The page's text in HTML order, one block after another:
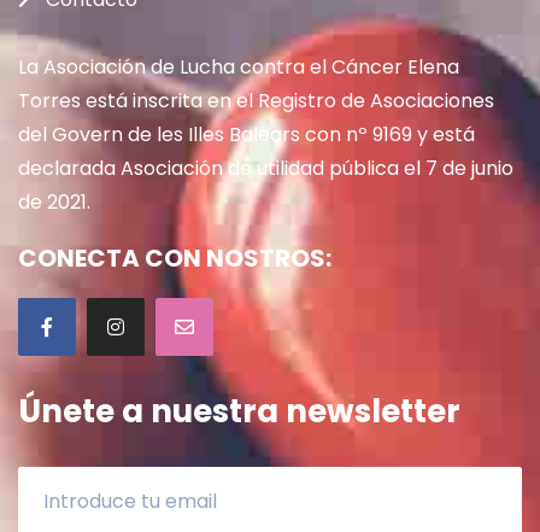
La Asociación de Lucha contra el Cáncer Elena
Torres está inscrita en el Registro de Asociaciones
del Govern de les Illes Balears con nº 9169 y está
declarada Asociación de utilidad pública el 7 de junio
de 2021.
CONECTA CON NOSTROS:
Únete a nuestra newsletter